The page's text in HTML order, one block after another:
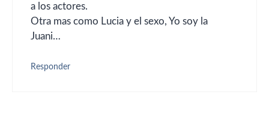
a los actores.
Otra mas como Lucia y el sexo, Yo soy la
Juani…
Responder